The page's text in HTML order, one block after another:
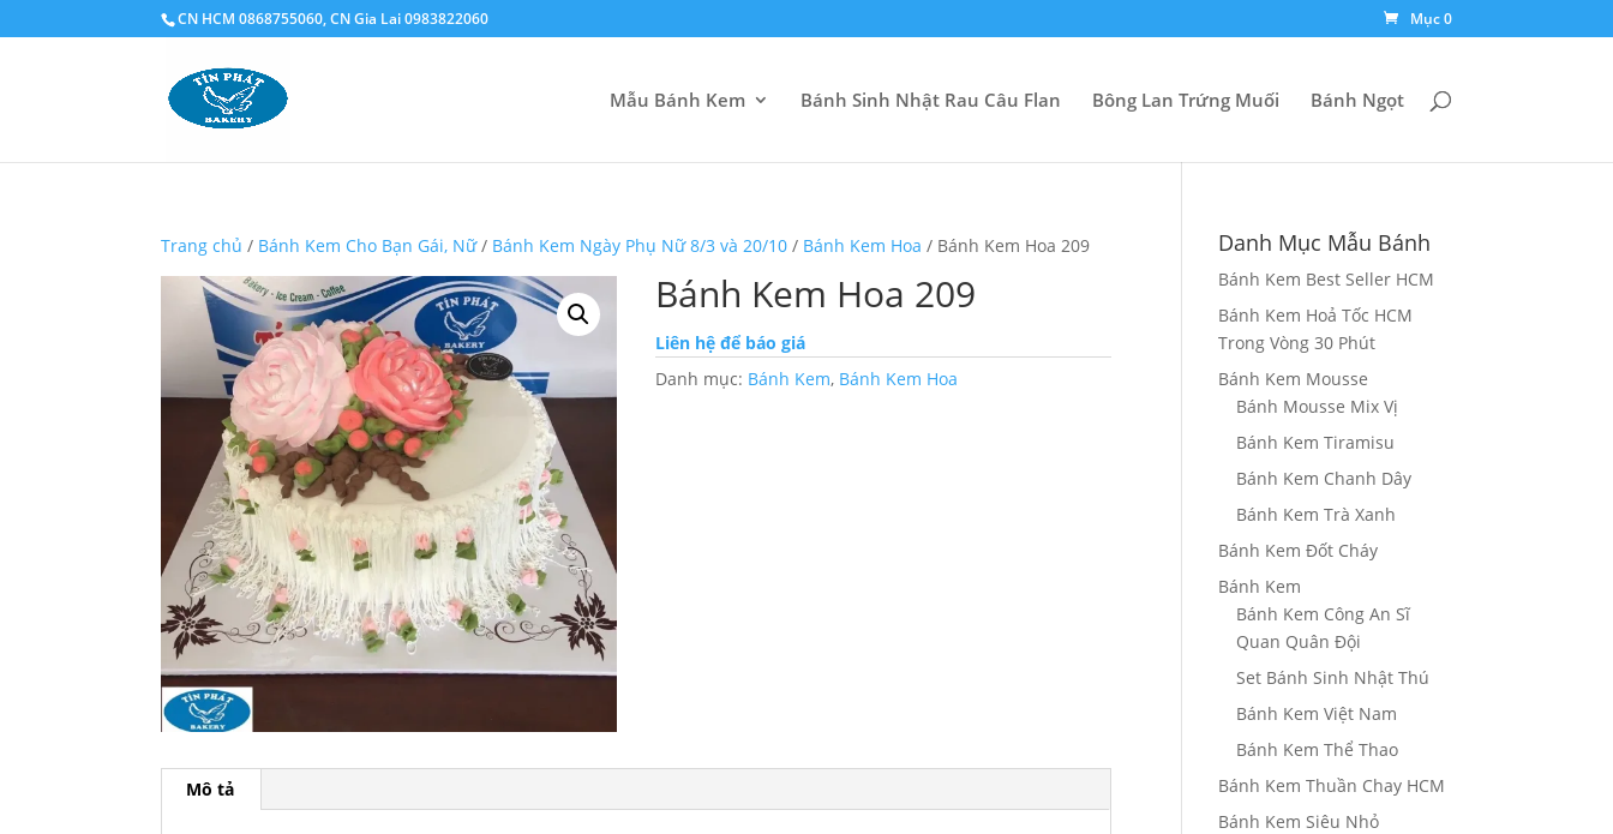
CN HCM 0868755060, CN Gia Lai 0983822060 Mục 0
Mẫu Bánh Kem Bánh Sinh Nhật Rau Câu Flan Bông Lan Trứng Muối Bánh Ngọt
Trang chủ / Bánh Kem Cho Bạn Gái, Nữ/ Bánh Kem Ngày Phụ Nữ 8/3 và 20/10 / Bánh Kem Hoa / Bánh Kem Hoa 209
Bánh Kem Hoa 209
Liên hệ để báo giá
Danh mục: Bánh Kem, Bánh Kem Hoa
Mô tả
Danh Mục Mẫu Bánh
Bánh Kem Best Seller HCM
Bánh Kem Hoả Tốc HCM
Trong Vòng 30 Phút
Bánh Kem Mousse
Bánh Mousse Mix Vị
Bánh Kem Tiramisu
Bánh Kem Chanh Dây
Bánh Kem Trà Xanh
Bánh Kem Đốt Cháy
Bánh Kem
Bánh Kem Công An Sĩ
Quan Quân Đội
Set Bánh Sinh Nhật Thú
Bánh Kem Việt Nam
Bánh Kem Thể Thao
Bánh Kem Thuần Chay HCM
Bánh Kem Siêu Nhỏ